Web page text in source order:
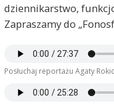
dziennikarstwo,
Zapraszamy do
Posłuchaj reportażu Agaty